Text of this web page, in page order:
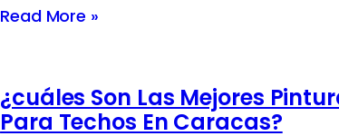
Read More »
¿cuáles Son Las Mejores
Para Techos En Caracas?